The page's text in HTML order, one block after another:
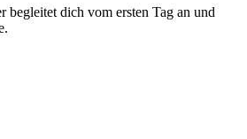
begleitet dich vom ersten Tag an und